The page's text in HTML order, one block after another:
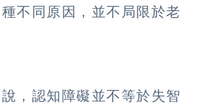
不同原因，並不局限於老
，認知障礙並不等於失智